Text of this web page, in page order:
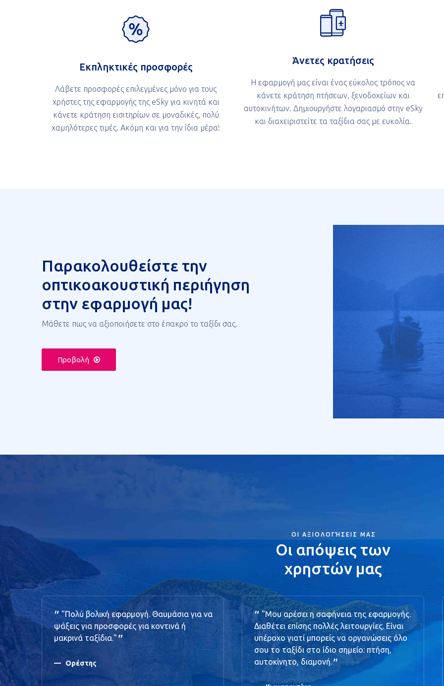
Εκπληκτικές προσφορές
Λάβετε προσφορές επιλεγμένες μόνο για τους
χρήστες της εφαρμογής της eSky για κινητά και
κάνετε κράτηση εισιτηρίων σε μοναδικές, πολύ
χαμηλότερες τιμές. Ακόμη και για την ίδια μέρα!
Άνετες κρατήσεις
Η εφαρμογή μας είναι ένας εύκολος τρόπος να
κάνετε κράτηση πτήσεων, ξενοδοχείων και
αυτοκινήτων. Δημιουργήστε λογαριασμό στην eSky
και διαχειριστείτε τα ταξίδια σας με ευκολία.
Παρακολουθείστε την
οπτικοακουστική περιήγηση
στην εφαρμογή μας!
Μάθετε πως να αξιοποιήσετε στο έπακρο το ταξίδι σας.
Προβολή
ΟΙ ΑΞΙΟΛΟΓΉΣΕΙΣ ΜΑΣ
Οι απόψεις των
χρηστών μας
"Πολύ βολική εφαρμογή. Θαυμάσια για να
ψάξεις για προσφορές για κοντινά ή
μακρινά ταξίδια."
Ορέστης
"Μου αρέσει η σαφήνεια της εφαρμογής.
Διαθέτει επίσης πολλές λειτουργίες. Είναι
υπέροχο γιατί μπορείς να οργανώσεις όλο
σου το ταξίδι στο ίδιο σημείο: πτήση,
αυτοκίνητο, διαμονή.